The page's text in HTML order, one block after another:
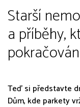
Starší
a příběhy,
Teď si představte
Dům, kde parkety